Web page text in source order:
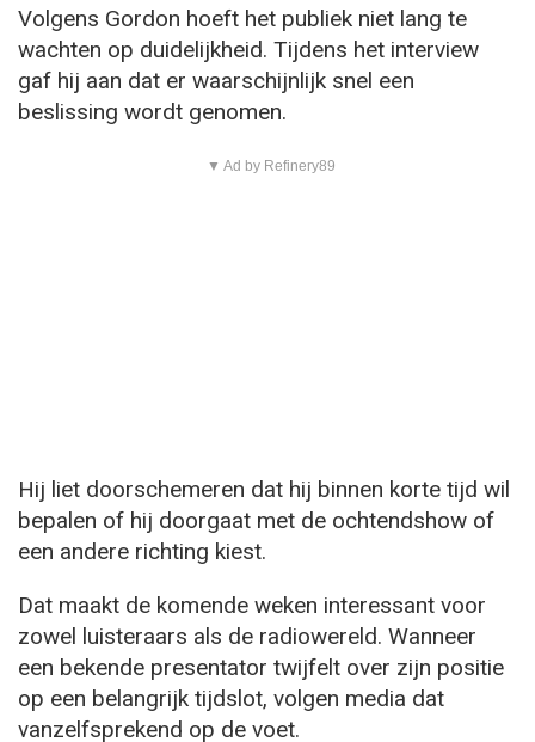
Volgens Gordon hoeft het publiek niet lang te
wachten op duidelijkheid. Tijdens het interview
gaf hij aan dat er waarschijnlijk snel een
beslissing wordt genomen.
▼ Ad by Refinery89
Hij liet doorschemeren dat hij binnen korte tijd wil
bepalen of hij doorgaat met de ochtendshow of
een andere richting kiest.
Dat maakt de komende weken interessant voor
zowel luisteraars als de radiowereld. Wanneer
een bekende presentator twijfelt over zijn positie
op een belangrijk tijdslot, volgen media dat
vanzelfsprekend op de voet.